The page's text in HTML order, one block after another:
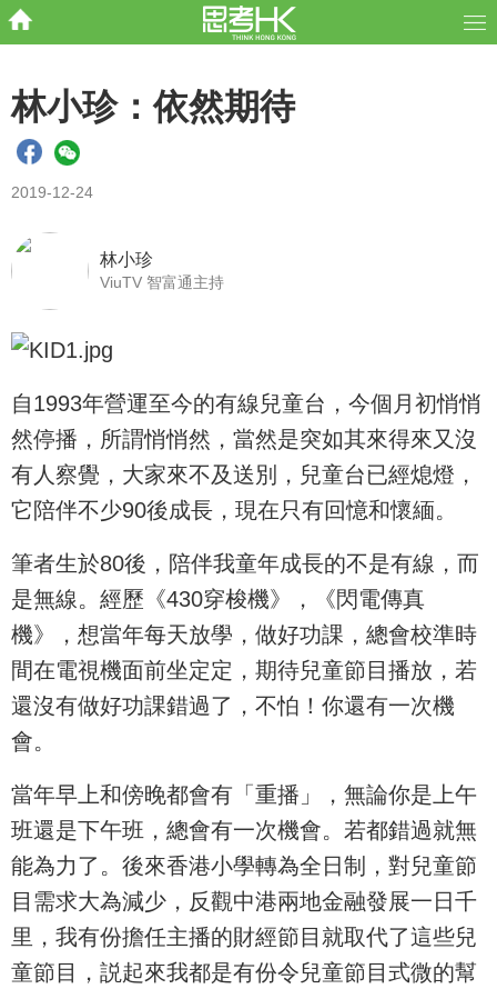
林小珍：依然期待
2019-12-24
林小珍
ViuTV 智富通主持
自1993年營運至今的有線兒童台，今個月初悄悄
然停播，所謂悄悄然，當然是突如其來得來又沒
有人察覺，大家來不及送別，兒童台已經熄燈，
它陪伴不少90後成長，現在只有回憶和懷緬。
筆者生於80後，陪伴我童年成長的不是有線，而
是無線。經歷《430穿梭機》，《閃電傳真
機》，想當年每天放學，做好功課，總會校準時
間在電視機面前坐定定，期待兒童節目播放，若
還沒有做好功課錯過了，不怕！你還有一次機
會。
當年早上和傍晚都會有「重播」，無論你是上午
班還是下午班，總會有一次機會。若都錯過就無
能為力了。後來香港小學轉為全日制，對兒童節
目需求大為減少，反觀中港兩地金融發展一日千
里，我有份擔任主播的財經節目就取代了這些兒
童節目，説起來我都是有份令兒童節目式微的幫